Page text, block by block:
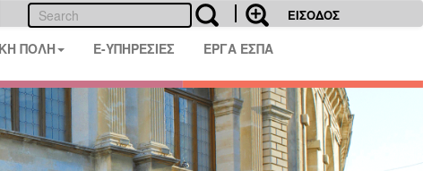
ΕΙΣΟΔΟΣ
ΠΟΛΗ E-ΥΠΗΡΕΣΙΕΣ ΕΡΓΑ ΕΣΠΑ